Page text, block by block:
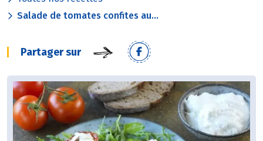
Salade de tomates confites au...
Partager sur